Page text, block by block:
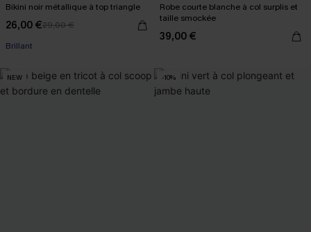
Bikini noir métallique à top triangle
26,00 €29,00 €
Brillant
Robe courte blanche à col surplis et
taille smockée
39,00 €
NEW -10%